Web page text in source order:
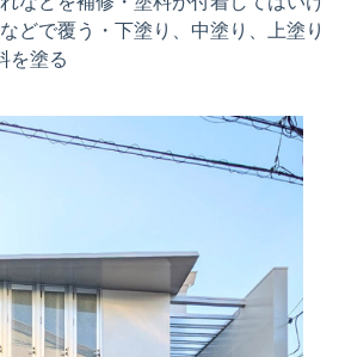
どで覆う・下塗り、中塗り、上塗り
を塗る